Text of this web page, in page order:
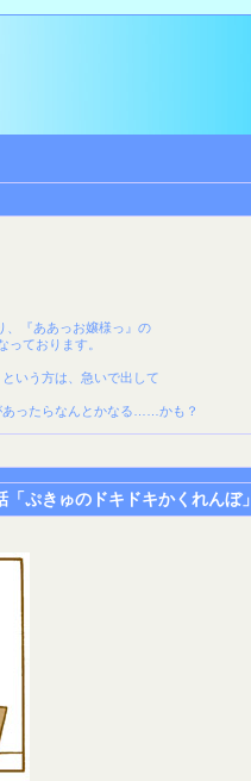
、『ああっお嬢様っ』の
っております。
いう方は、急いで出して
ったらなんとかなる……かも？
ぷきゅのドキドキかくれんぼ」